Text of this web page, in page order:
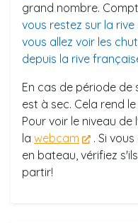
grand nombre.
vous restez sur la
vous allez voir les
depuis la rive
En cas de période de
est à sec. Cela rend
Pour voir le niveau
la webcam
. Si
en bateau, vérifiez
partir!